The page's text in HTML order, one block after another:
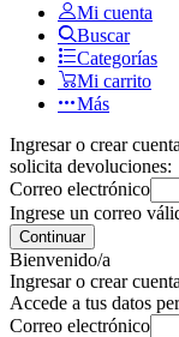
Mi cuenta
Buscar
Categorías
Mi carrito
Más
Ingresar o crear cuenta
solicita devoluciones:
Correo electrónico
Ingrese un correo
Continuar
Bienvenido/a
Ingresar o crear cuenta
Accede a tus datos
Correo electrónico